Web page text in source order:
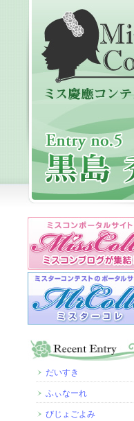
だいすき
ふぃなーれ
びじょごよみ